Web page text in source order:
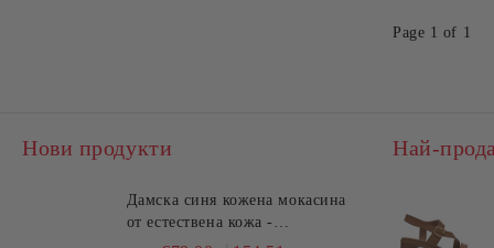
Page 1 of 1
Нови продукти
Дамска синя кожена мокасина
от естествена кожа -
удобство!!!TOSCA BLU
Най-